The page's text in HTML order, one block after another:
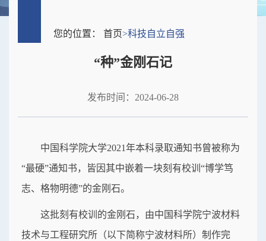
您的位置： 首页>科技自立自强
“种”金刚石记
发布时间：2024-06-28
中国科学院大学2021年本科录取通知书曾被称为
“最硬”通知书，皆因其中嵌着一块刻有校训“博学笃
志、格物明德”的金刚石。
这批刻有校训的金刚石，由中国科学院宁波材料
技术与工程研究所（以下简称宁波材料所）制作完